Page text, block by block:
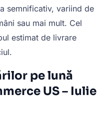
semnificativ, variind de
sau mai mult. Cel
estimat de livrare
pe lună
US – Iulie